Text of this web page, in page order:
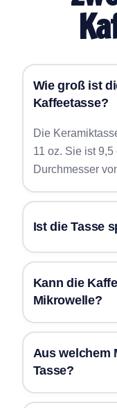
Wie groß ist
Kaffeetasse?
Die
11 oz. Sie ist
Durchmesser
Ist die Tasse
Kann die
Mikrowelle?
Aus welchem
Tasse?